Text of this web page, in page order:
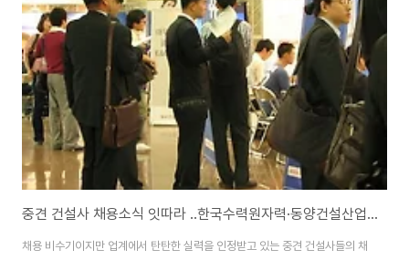
코스모디앤아이, 인본건설, 신동아건설 등이 경력사원 위주로 채용을 진행한
다. ◆ 대우건설(http://erecruit.dwconst.co.kr)이 현장계약직을 모집한
다. 모집분야는 건축..
중견 건설사 채용소식 잇따라 ..한국수력원자력·동양건설산업·KG엔지니어링 등
채용 비수기이지만 업계에서 탄탄한 실력을 인정받고 있는 중견 건설사들의 채